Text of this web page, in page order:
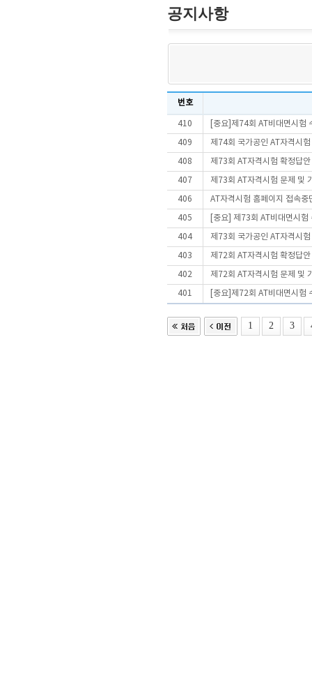
공지사항
번호
410 [중요]제74회 AT비대면시험
409 제74회 국가공인 AT자격시
408 제73회 AT자격시험 확정답
407 제73회 AT자격시험 문제 및
406 AT자격시험 홈페이지 접속중
405 [중요] 제73회 AT비대면시험
404 제73회 국가공인 AT자격시
403 제72회 AT자격시험 확정답
402 제72회 AT자격시험 문제 및
401 [중요]제72회 AT비대면시험
1 2 3